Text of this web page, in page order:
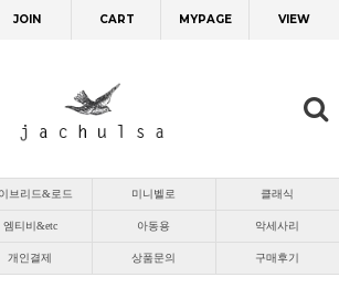
JOIN CART MYPAGE VIEW
브리드&로드 미니벨로 클래식
엠티비&etc 아동용 악세사리
개인결제 상품문의 구매후기